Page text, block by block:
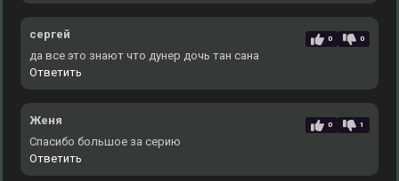
сергей 0 0
да все это знают что дунер дочь тан сана
Ответить
Женя 0 1
Спасибо большое за серию
Ответить